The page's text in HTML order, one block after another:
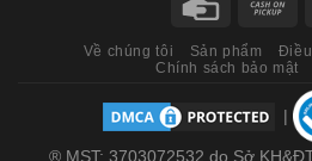
Về chúng tôi Sản phẩm
Chính sách bảo mật
|
® MST: 3703072532 do Sở